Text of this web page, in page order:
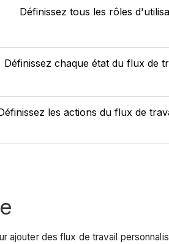
Définissez tous les rôles
Définissez chaque état du flux de
les actions du flux de
ajouter des flux de travail